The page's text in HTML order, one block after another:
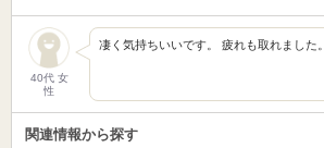
40代 女
性
凄く気持ちいいです。 疲れも取れました。
関連情報から探す